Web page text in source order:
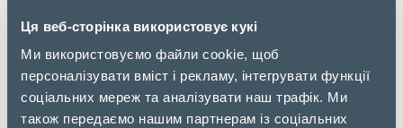
Ця веб-сторінка використовує кукі
Ми використовуємо файли cookie, щоб
персоналізувати вміст і рекламу, інтегрувати функції
соціальних мереж та аналізувати наш трафік. Ми
також передаємо нашим партнерам із соціальних
прискорити цикл продажів.
Долучайтеся до сесії, щоб побачити, як PX
допомагає швидше проводити демонстрації та
сприяти зростанню продажів.